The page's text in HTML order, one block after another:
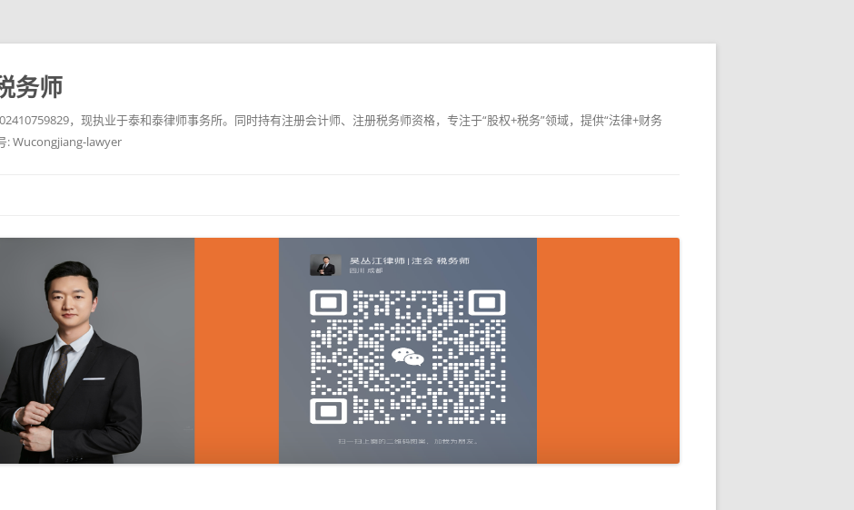
务师
，现执业于泰和泰律师事务所。同时持有注册会计师、注册税务师资格，专注于“股权+税务”领域，提供“法律+财务
: Wucongjiang-lawyer